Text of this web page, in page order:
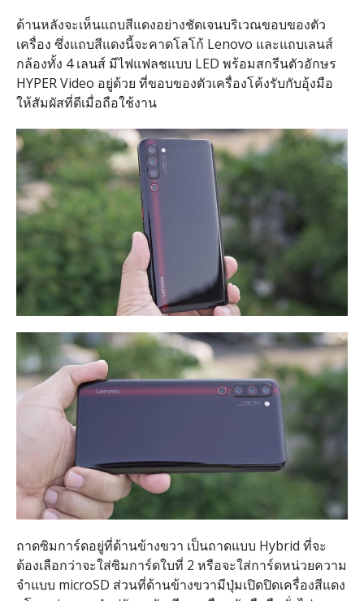
ด้านหลังจะเห็นแถบสีแดงอย่างชัดเจนบริเวณขอบของตัว
เครื่อง ซึ่งแถบสีแดงนี้จะคาดโลโก้ Lenovo และแถบเลนส์
กล้องทั้ง 4 เลนส์ มีไฟแฟลชแบบ LED พร้อมสกรีนตัวอักษร
HYPER Video อยู่ด้วย ที่ขอบของตัวเครื่องโค้งรับกับอุ้งมือ
ให้สัมผัสที่ดีเมื่อถือใช้งาน
ถาดซิมการ์ดอยู่ที่ด้านข้างขวา เป็นถาดแบบ Hybrid ที่จะ
ต้องเลือกว่าจะใส่ซิมการ์ดใบที่ 2 หรือจะใส่การ์ดหน่วยความ
จำแบบ microSD ส่วนที่ด้านข้างขวามีปุ่มเปิดปิดเครื่องสีแดง